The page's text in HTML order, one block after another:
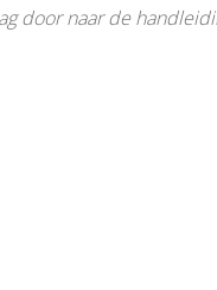
door naar de